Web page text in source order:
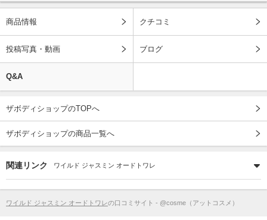
商品情報 クチコミ
投稿写真・動画 ブログ
Q&A
ザボディショップのTOPへ
ザボディショップの商品一覧へ
関連リンク ワイルド ジャスミン オードトワレ
ワイルド ジャスミン オードトワレの口コミサイト - @cosme（アットコスメ）